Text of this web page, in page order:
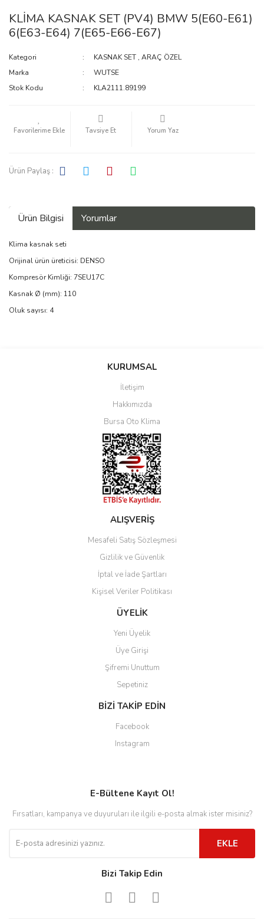
KLİMA KASNAK SET (PV4) BMW 5(E60-E61)
6(E63-E64) 7(E65-E66-E67)
Kategori KASNAK SET ,ARAÇ ÖZEL
Marka
WUTSE
Stok Kodu
KLA2111.89199
Tavsiye Et Yorum Yaz
Ürün Paylaş :
Ürün Bilgisi Yorumlar
Klima kasnak seti
Orijinal ürün üreticisi: DENSO
Kompresör Kimliği: 7SEU17C
Kasnak Ø (mm): 110
Oluk sayısı: 4
Bu ürüne ilk yorumu siz yapın!
Yorum Yaz
KURUMSAL
İletişim
Hakkımızda
Bursa Oto Klima
ALIŞVERİŞ
Mesafeli Satış Sözleşmesi
Gizlilik ve Güvenlik
İptal ve İade Şartları
Kişisel Veriler Politikası
ÜYELİK
Yeni Üyelik
Üye Girişi
Şifremi Unuttum
Sepetiniz
BİZİ TAKİP EDİN
Facebook
Instagram
E-Bültene Kayıt Ol!
Fırsatları, kampanya ve duyuruları ile ilgili e-posta almak ister misiniz?
EKLE
Bizi Takip Edin